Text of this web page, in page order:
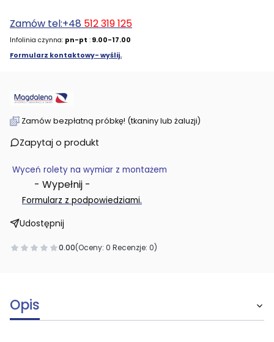
Zamów tel:+48 512 319 125
Infolinia czynna: pn-pt : 9.00-17.00
Formularz kontaktowy- wyślij.
Zamów bezpłatną próbkę! (tkaniny lub żaluzji)
Zapytaj o produkt
Wyceń rolety na wymiar z montażem
- Wypełnij -
Formularz z podpowiedziami.
Udostępnij
0.00(Oceny: 0 Recenzje: 0)
Opis